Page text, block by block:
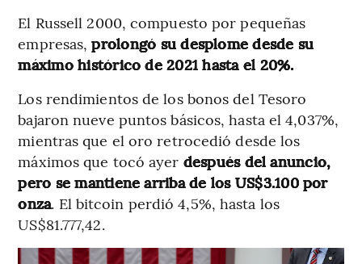
El Russell 2000, compuesto por pequeñas
empresas,prolongó su desplome desde su
máximo histórico de 2021 hasta el 20%.
Los rendimientos de los bonos del Tesoro
bajaron nueve puntos básicos, hasta el 4,037%,
mientras que el oro retrocedió desde los
máximos que tocó ayer después del anuncio,
pero se mantiene arriba de los US$3.100 por
onza. El bitcoin perdió 4,5%, hasta los
US$81.777,42.